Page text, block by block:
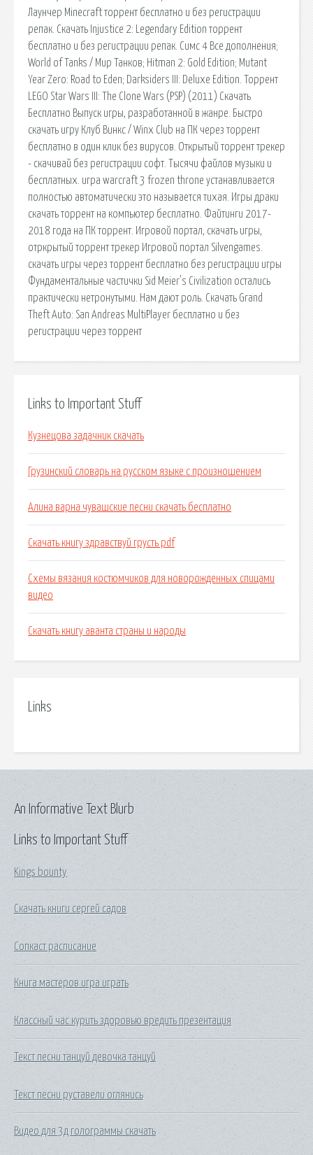
Лаунчер Minecraft торрент бесплатно и без регистрации
репак. Скачать Injustice 2: Legendary Edition торрент
бесплатно и без регистрации репак. Симс 4 Все дополнения;
World of Tanks / Мир Танков; Hitman 2: Gold Edition; Mutant
Year Zero: Road to Eden; Darksiders III: Deluxe Edition. Торрент
LEGO Star Wars III: The Clone Wars (PSP) (2011) Скачать
Бесплатно Выпуск игры, разработанной в жанре. Быстро
скачать игру Клуб Винкс / Winx Club на ПК через торрент
бесплатно в один клик без вирусов. Открытый торрент трекер
- скачивай без регистрации софт. Тысячи файлов музыки и
бесплатных. игра warcraft 3 frozen throne устанавливается
полностью автоматически это называется тихая. Игры драки
скачать торрент на компьютер бесплатно. Файтинги 2017-
2018 года на ПК торрент. Игровой портал, скачать игры,
отркрытый торрент трекер Игровой портал Silvengames.
скачать игры через торрент бесплатно без регистрации игры
Фундаментальные частички Sid Meier's Civilization остались
практически нетронутыми. Нам дают роль. Скачать Grand
Theft Auto: San Andreas MultiPlayer бесплатно и без
регистрации через торрент
Links to Important Stuff
Кузнецова задачник скачать
Грузинский словарь на русском языке с произношением
Алина варна чувашские песни скачать бесплатно
Скачать книгу здравствуй грусть pdf
Схемы вязания костюмчиков для новорожденных спицами
видео
Скачать книгу аванта страны и народы
Links
Links to Important Stuff
Kings bounty
Скачать книги сергей садов
Сопкаст расписание
Книга мастеров игра играть
Классный час курить здоровью вредить презентация
Текст песни танцуй девочка танцуй
Текст песни руставели оглянись
Видео для 3д голограммы скачать
An Informative Text Blurb